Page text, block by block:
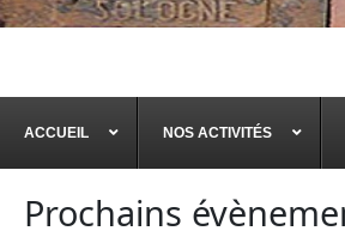
ACCUEIL NOS ACTIVITÉS
Prochains